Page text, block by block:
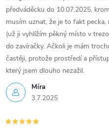
v
ý
p
i
s
u
Míra
3.7.2025
předváděcku do 10.07.2025,
musím uznat, že je to fakt
(už ji vyhlížím pěkný místo v
do zavíračky. Ačkoli je mám
častěji, protože prostředí a
který jsem dlouho nezažil.